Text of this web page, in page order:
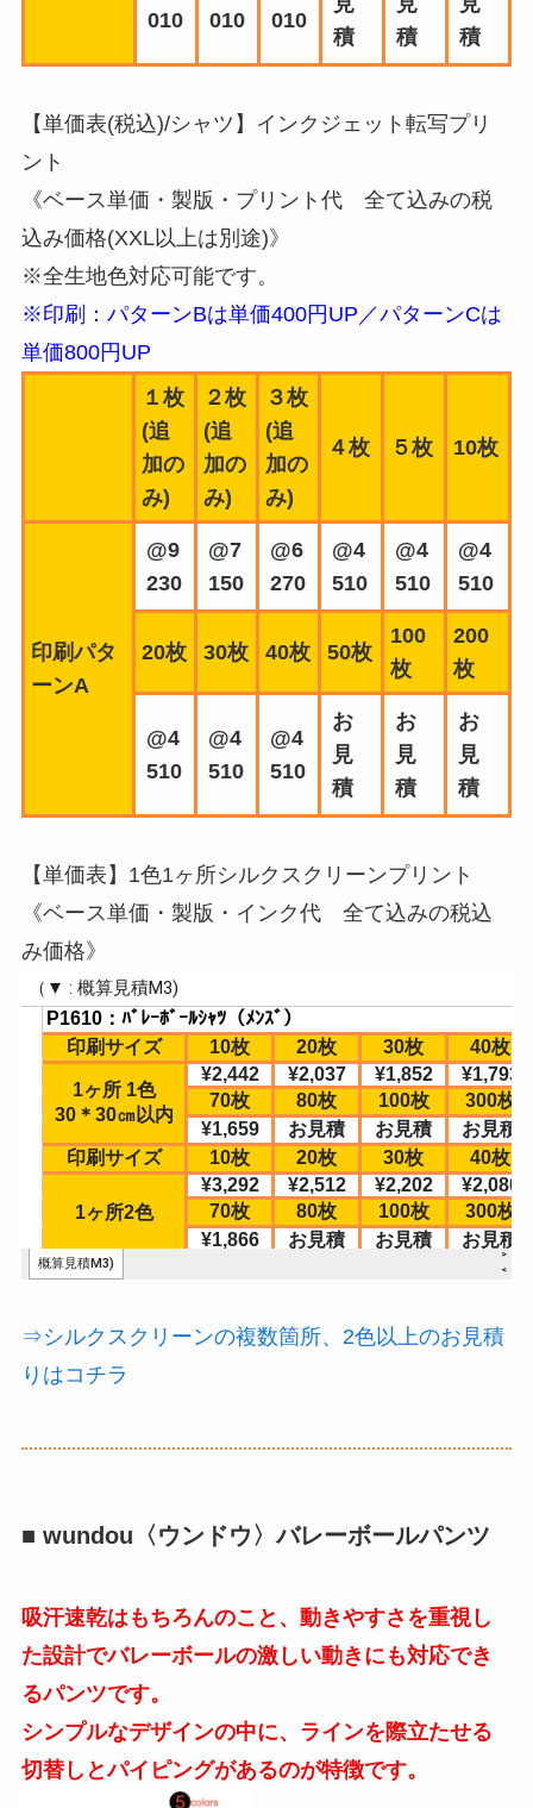
010 010 010
積
積
積
【単価表(税込)/シャツ】インクジェット転写プリ
ント
《ベース単価・製版・プリント代 全て込みの税
込み価格(XXL以上は別途)》
※全生地色対応可能です。
※印刷：パターンBは単価400円UP／パターンCは
単価800円UP
１枚
(追
加の
み)
２枚
(追
加の
み)
３枚
(追
加の
み)
４枚 ５枚 10枚
印刷パタ
ーンA
@9
230
@7
150
@6
270
@4
510
@4
510
@4
510
20枚 30枚 40枚 50枚
100
枚
200
枚
@4
510
@4
510
@4
510
お
見
積
お
見
積
お
見
積
【単価表】1色1ヶ所シルクスクリーンプリント
《ベース単価・製版・インク代 全て込みの税込
み価格》
⇒シルクスクリーンの複数箇所、2色以上のお見積
りはコチラ
■ wundou〈ウンドウ〉バレーボールパンツ
吸汗速乾はもちろんのこと、動きやすさを重視し
た設計でバレーボールの激しい動きにも対応でき
るパンツです。
シンプルなデザインの中に、ラインを際立たせる
切替しとパイピングがあるのが特徴です。